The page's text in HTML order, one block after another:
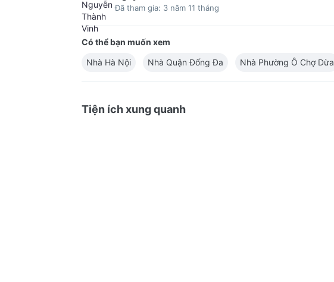
Đã tham gia: 3 năm 11 tháng
Có thể bạn muốn xem
Nhà Hà Nội
Nhà Quận Đống Đa Nhà Phường Ô Chợ Dừa
Tiện ích xung quanh